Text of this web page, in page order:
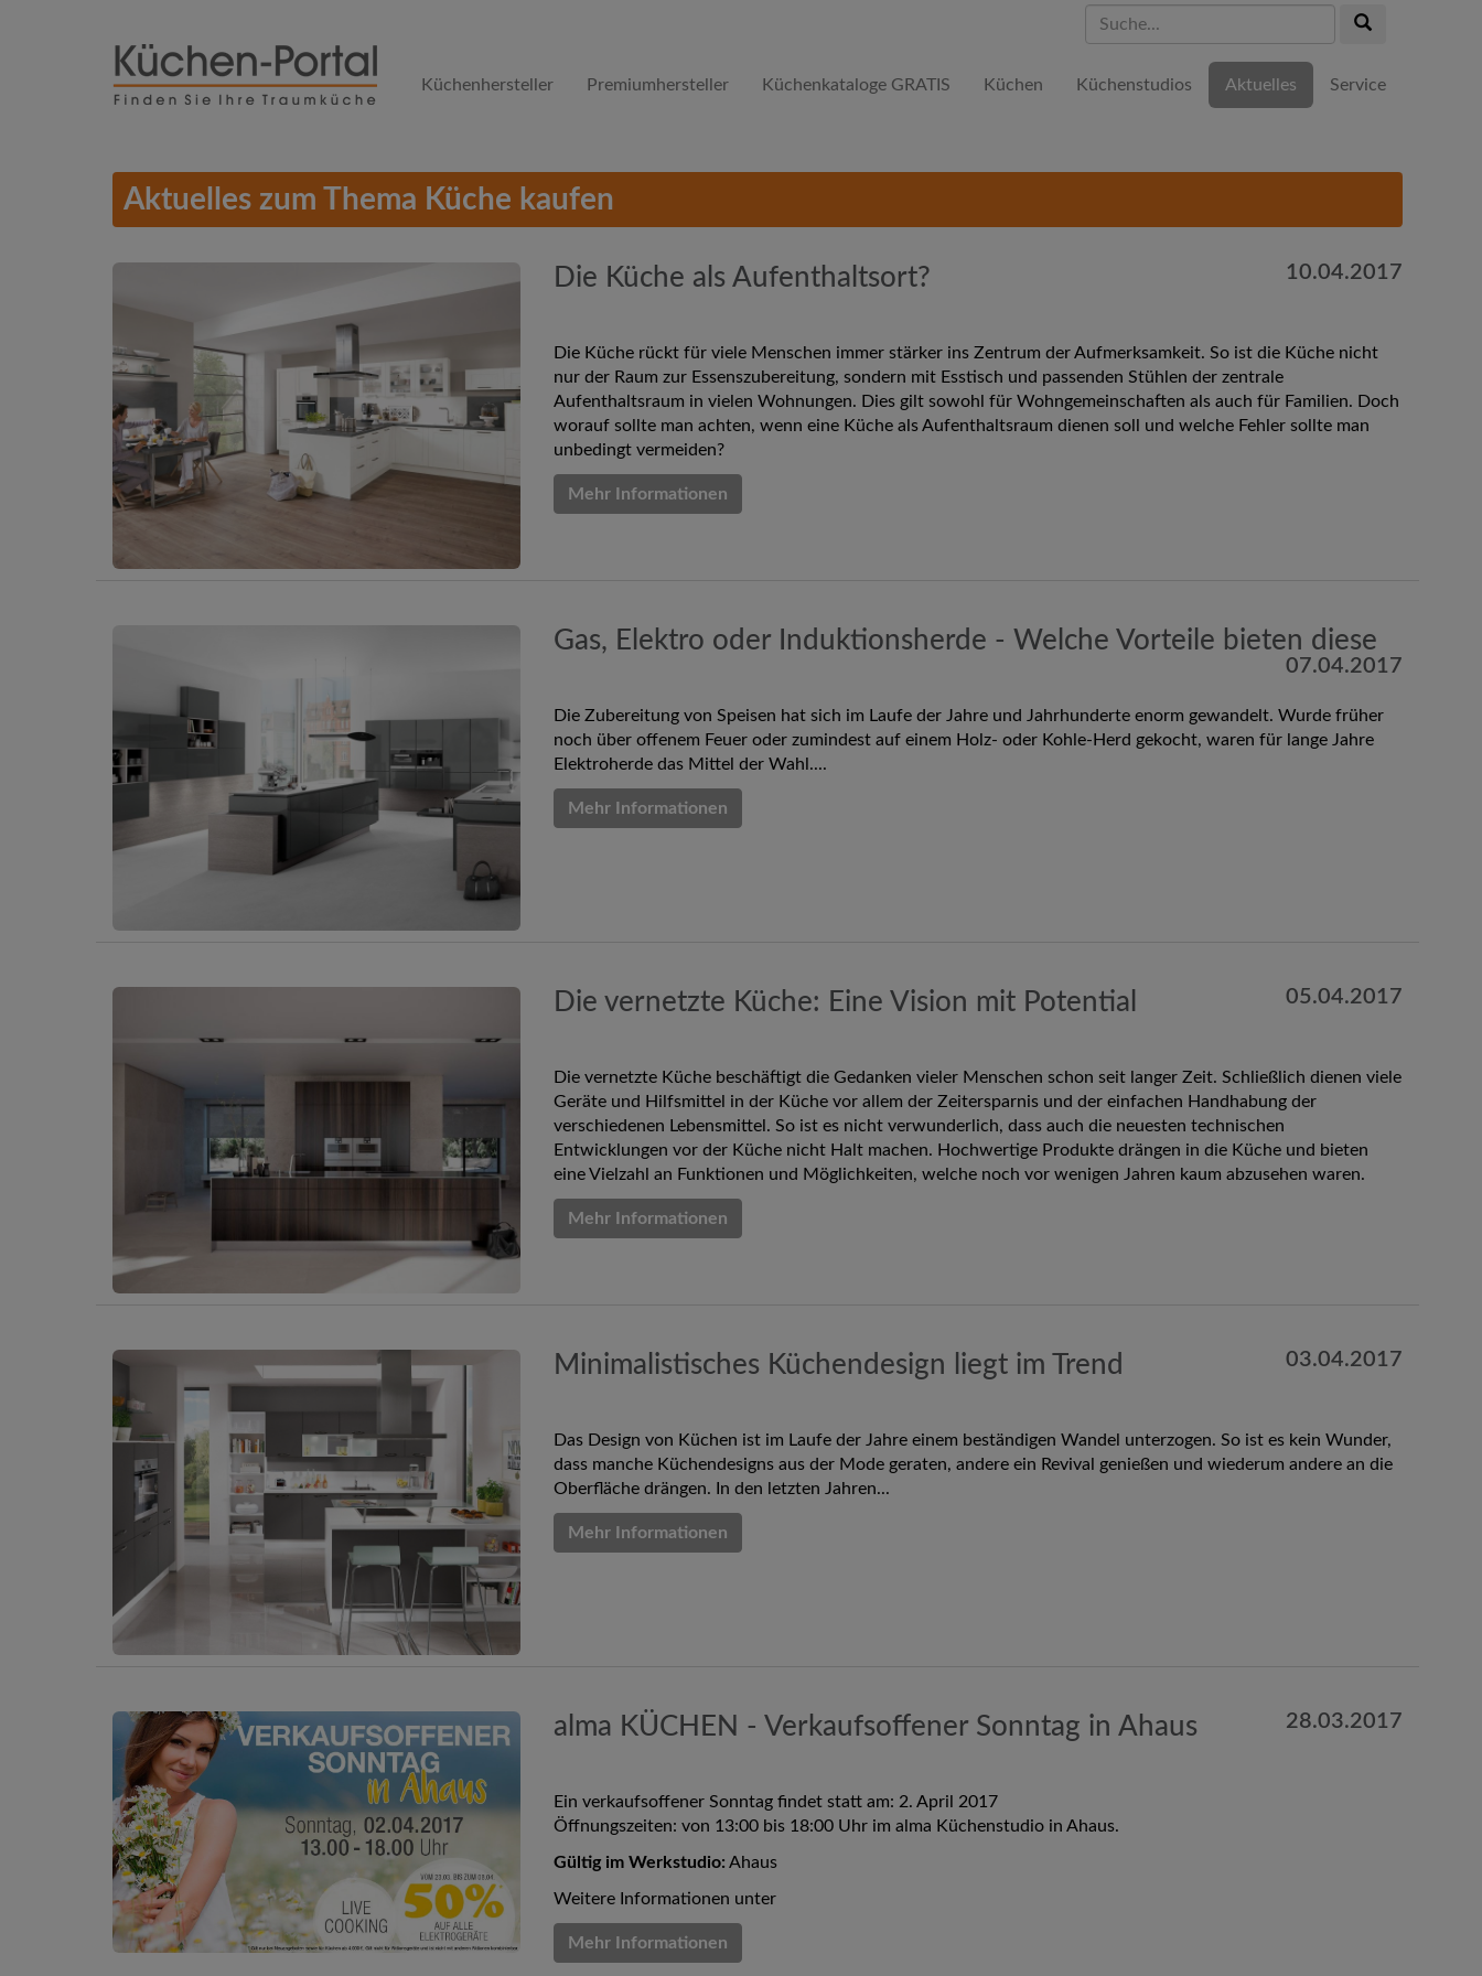
Suche...
Skip
to
main
Küchenhersteller Premiumhersteller Küchenkataloge GRATIS Küchen Küchenstudios Aktuelles Service
Aktuelles zum Thema Küche kaufen
Die Küche als Aufenthaltsort? 10.04.2017
Die Küche rückt für viele Menschen immer stärker ins Zentrum der Aufmerksamkeit. So ist die Küche nicht
nur der Raum zur Essenszubereitung, sondern mit Esstisch und passenden Stühlen der zentrale
Aufenthaltsraum in vielen Wohnungen. Dies gilt sowohl für Wohngemeinschaften als auch für Familien. Doch
worauf sollte man achten, wenn eine Küche als Aufenthaltsraum dienen soll und welche Fehler sollte man
unbedingt vermeiden?
Mehr Informationen
Gas, Elektro oder Induktionsherde - Welche Vorteile bieten diese
07.04.2017
Die Zubereitung von Speisen hat sich im Laufe der Jahre und Jahrhunderte enorm gewandelt. Wurde früher
noch über offenem Feuer oder zumindest auf einem Holz- oder Kohle-Herd gekocht, waren für lange Jahre
Elektroherde das Mittel der Wahl....
Mehr Informationen
Die vernetzte Küche: Eine Vision mit Potential 05.04.2017
Die vernetzte Küche beschäftigt die Gedanken vieler Menschen schon seit langer Zeit. Schließlich dienen viele
Geräte und Hilfsmittel in der Küche vor allem der Zeitersparnis und der einfachen Handhabung der
verschiedenen Lebensmittel. So ist es nicht verwunderlich, dass auch die neuesten technischen
Entwicklungen vor der Küche nicht Halt machen. Hochwertige Produkte drängen in die Küche und bieten
eine Vielzahl an Funktionen und Möglichkeiten, welche noch vor wenigen Jahren kaum abzusehen waren.
Mehr Informationen
Minimalistisches Küchendesign liegt im Trend 03.04.2017
Das Design von Küchen ist im Laufe der Jahre einem beständigen Wandel unterzogen. So ist es kein Wunder,
dass manche Küchendesigns aus der Mode geraten, andere ein Revival genießen und wiederum andere an die
Oberfläche drängen. In den letzten Jahren...
Mehr Informationen
alma KÜCHEN - Verkaufsoffener Sonntag in Ahaus 28.03.2017
Ein verkaufsoffener Sonntag findet statt am: 2. April 2017
Öffnungszeiten: von 13:00 bis 18:00 Uhr im alma Küchenstudio in Ahaus.
Gültig im Werkstudio: Ahaus
Weitere Informationen unter
Mehr Informationen